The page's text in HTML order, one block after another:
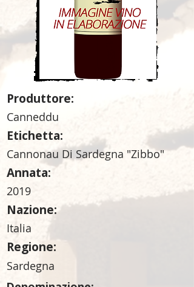
Produttore:
Canneddu
Etichetta:
Cannonau Di Sardegna "Zibbo"
Annata:
2019
Nazione:
Italia
Regione:
Sardegna